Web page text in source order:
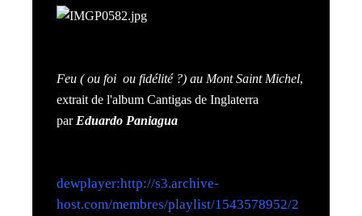
Feu ( ou foi ou fidélité ?) au Mont Saint Michel,
extrait de l'album Cantigas de Inglaterra
par Eduardo Paniagua
dewplayer:http://s3.archive-
host.com/membres/playlist/1543578952/2